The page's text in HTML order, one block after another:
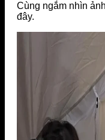
Cùng ngắm nhìn
đây.